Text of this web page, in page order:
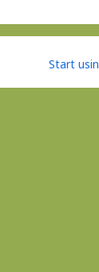
Start